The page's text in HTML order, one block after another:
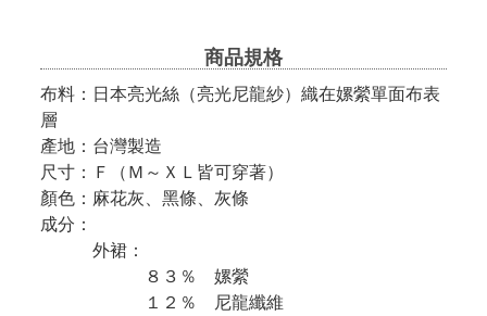
商品規格
布料：日本亮光絲（亮光尼龍紗）織在嫘縈單面布表
層
產地：台灣製造
尺寸：Ｆ（Ｍ～ＸＬ皆可穿著）
顏色：麻花灰、黑條、灰條
成分：
外裙：
８３％ 嫘縈
１２％ 尼龍纖維